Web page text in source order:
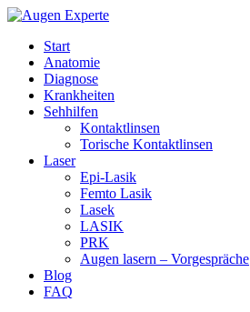
Start
Anatomie
Diagnose
Krankheiten
Sehhilfen
Kontaktlinsen
Torische Kontaktlinsen
Laser
Epi-Lasik
Femto Lasik
Lasek
LASIK
PRK
Augen lasern – Vorgespräche
Blog
FAQ